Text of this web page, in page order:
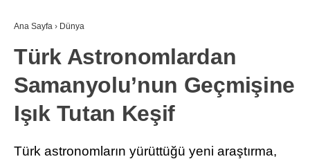
Ana Sayfa › Dünya
Türk Astronomlardan
Samanyolu’nun Geçmişine
Işık Tutan Keşif
Türk astronomların yürüttüğü yeni araştırma,